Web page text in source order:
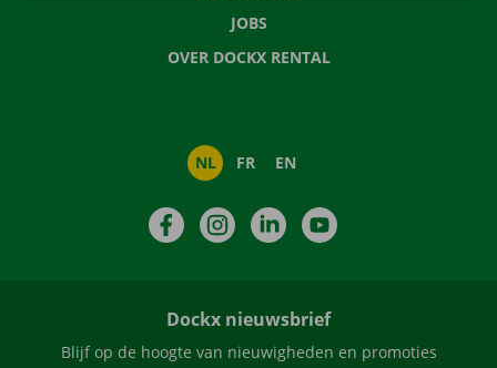
JOBS
OVER DOCKX RENTAL
NL FR EN
FacebookInstagramLinkedIn
Dockx nieuwsbrief
Blijf op de hoogte van nieuwigheden en promoties